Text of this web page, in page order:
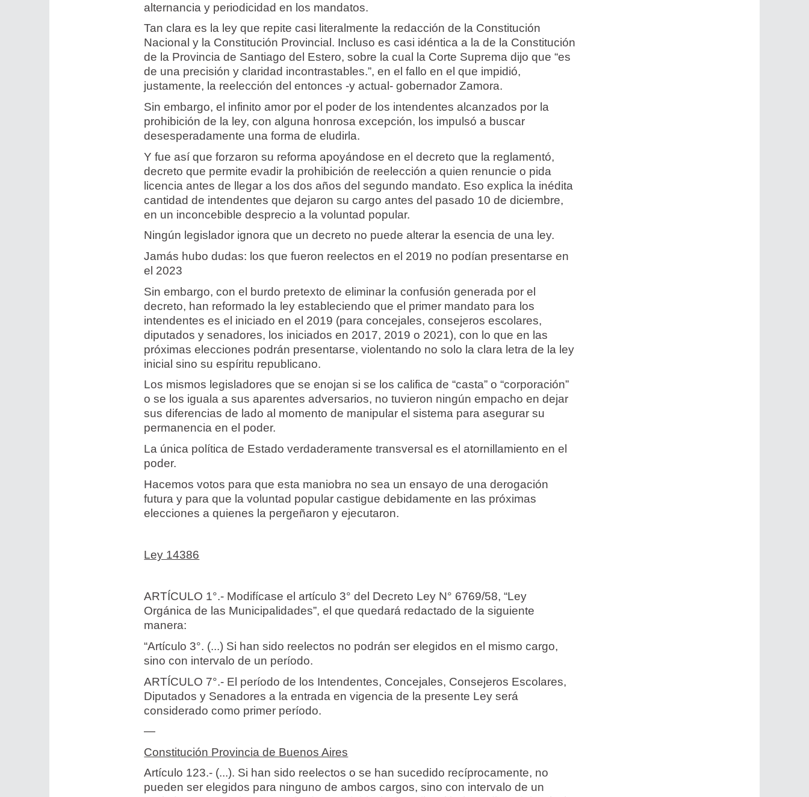
alternancia y periodicidad en los mandatos.
Tan clara es la ley que repite casi literalmente la redacción de la Constitución
Nacional y la Constitución Provincial. Incluso es casi idéntica a la de la Constitución
de la Provincia de Santiago del Estero, sobre la cual la Corte Suprema dijo que “es
de una precisión y claridad incontrastables.”, en el fallo en el que impidió,
justamente, la reelección del entonces -y actual- gobernador Zamora.
Sin embargo, el infinito amor por el poder de los intendentes alcanzados por la
prohibición de la ley, con alguna honrosa excepción, los impulsó a buscar
desesperadamente una forma de eludirla.
Y fue así que forzaron su reforma apoyándose en el decreto que la reglamentó,
decreto que permite evadir la prohibición de reelección a quien renuncie o pida
licencia antes de llegar a los dos años del segundo mandato. Eso explica la inédita
cantidad de intendentes que dejaron su cargo antes del pasado 10 de diciembre,
en un inconcebible desprecio a la voluntad popular.
Ningún legislador ignora que un decreto no puede alterar la esencia de una ley.
Jamás hubo dudas: los que fueron reelectos en el 2019 no podían presentarse en
el 2023
Sin embargo, con el burdo pretexto de eliminar la confusión generada por el
decreto, han reformado la ley estableciendo que el primer mandato para los
intendentes es el iniciado en el 2019 (para concejales, consejeros escolares,
diputados y senadores, los iniciados en 2017, 2019 o 2021), con lo que en las
próximas elecciones podrán presentarse, violentando no solo la clara letra de la ley
inicial sino su espíritu republicano.
Los mismos legisladores que se enojan si se los califica de “casta” o “corporación”
o se los iguala a sus aparentes adversarios, no tuvieron ningún empacho en dejar
sus diferencias de lado al momento de manipular el sistema para asegurar su
permanencia en el poder.
La única política de Estado verdaderamente transversal es el atornillamiento en el
poder.
Hacemos votos para que esta maniobra no sea un ensayo de una derogación
futura y para que la voluntad popular castigue debidamente en las próximas
elecciones a quienes la pergeñaron y ejecutaron.
Ley 14386
ARTÍCULO 1°.- Modifícase el artículo 3° del Decreto Ley N° 6769/58, “Ley
Orgánica de las Municipalidades”, el que quedará redactado de la siguiente
manera:
“Artículo 3°. (...) Si han sido reelectos no podrán ser elegidos en el mismo cargo,
sino con intervalo de un período.
ARTÍCULO 7°.- El período de los Intendentes, Concejales, Consejeros Escolares,
Diputados y Senadores a la entrada en vigencia de la presente Ley será
considerado como primer período.
—
Constitución Provincia de Buenos Aires
Artículo 123.- (...). Si han sido reelectos o se han sucedido recíprocamente, no
pueden ser elegidos para ninguno de ambos cargos, sino con intervalo de un